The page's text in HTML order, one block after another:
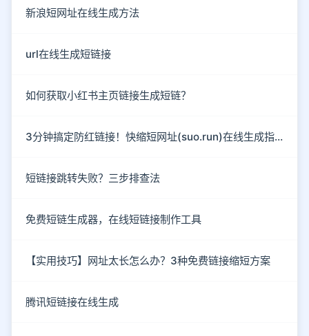
新浪短网址在线生成方法
url在线生成短链接
如何获取小红书主页链接生成短链？
3分钟搞定防红链接！快缩短网址(suo.run)在线生成指南
短链接跳转失败？三步排查法
免费短链生成器，在线短链接制作工具
【实用技巧】网址太长怎么办？3种免费链接缩短方案
腾讯短链接在线生成